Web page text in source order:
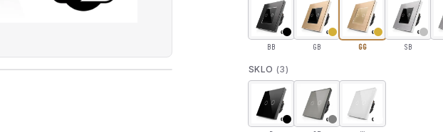
produktové video — Dotykový dvojitý schodišťový vypínač z broušeného
BB GB GG SB
SKLO (3)